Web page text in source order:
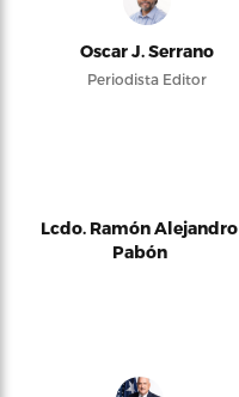
Oscar J. Serrano
Periodista Editor
Lcdo. Ramón Alejandro
Pabón